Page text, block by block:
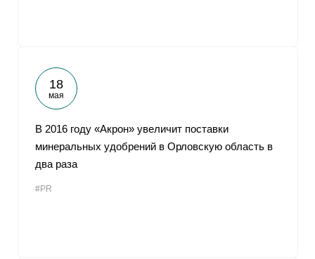
18
мая
В 2016 году «Акрон» увеличит поставки
минеральных удобрений в Орловскую область в
два раза
#PR